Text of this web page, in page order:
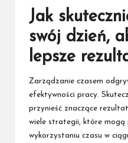
Jak
swój dzień,
lepsze
Zarządzanie czasem
efektywności pracy.
przynieść znaczące
wiele strategii, które mogą
wykorzystaniu czasu w